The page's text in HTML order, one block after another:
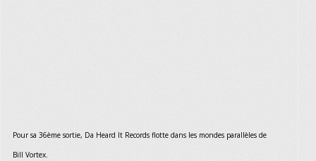
Pour sa 36ème sortie, Da Heard It Records flotte dans les mondes parallèles de
Bill Vortex.